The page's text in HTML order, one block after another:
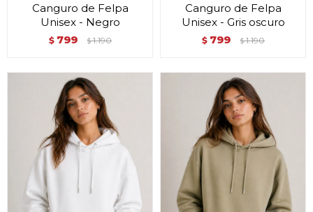
Canguro de Felpa
Unisex - Negro
$ 799 $ 1.190
Canguro de Felpa
Unisex - Gris oscuro
$ 799 $ 1.190